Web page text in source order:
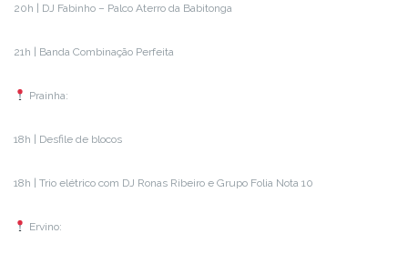
20h | DJ Fabinho – Palco Aterro da Babitonga
21h | Banda Combinação Perfeita
Prainha:
18h | Desfile de blocos
18h | Trio elétrico com DJ Ronas Ribeiro e Grupo Folia Nota 10
Ervino: